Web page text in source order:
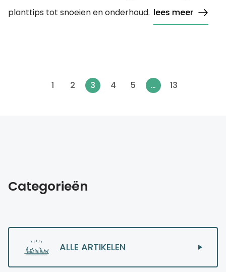
planttips tot snoeien en onderhoud. lees meer
1 2 3 4 5 … 13
Categorieën
ALLE ARTIKELEN